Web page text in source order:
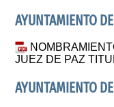
AYUNTAMIENTO
JUEZ DE PAZ
AYUNTAMIENTO